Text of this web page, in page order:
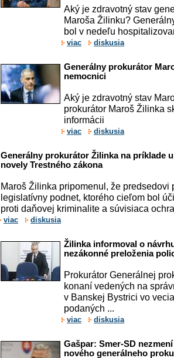
Aký je zdravotný stav
Maroša Žilinku?
bol v nedeľu
viac diskusia
Generálny prokurátor
nemocnici
Aký je zdravotný stav
prokurátor Maroš Žilinka
informácii
viac diskusia
Generálny prokurátor Žilinka na príklade
novely Trestného zákona
Maroš Žilinka pripomenul, že predsedovi
legislatívny podnet, ktorého cieľom bol
proti daňovej kriminalite a súvisiaca
viac diskusia
Žilinka informoval o
nezákonné preloženia
Prokurátor Generálnej
konaní vedených na
v Banskej Bystrici vo
podaných ...
viac diskusia
Gašpar: Smer-SD
nového generálneho